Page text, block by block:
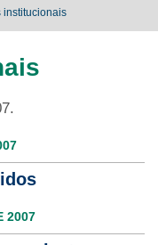
institucionais
2007